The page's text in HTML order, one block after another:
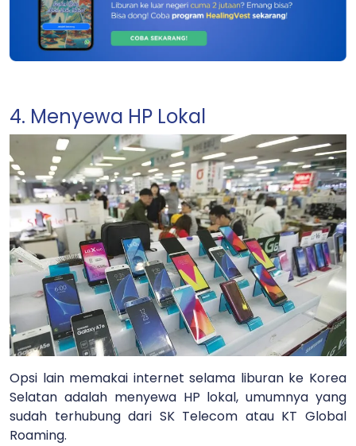
4. Menyewa HP Lokal
Opsi lain memakai internet selama liburan ke Korea
Selatan adalah menyewa HP lokal, umumnya yang
sudah terhubung dari SK Telecom atau KT Global
Roaming.